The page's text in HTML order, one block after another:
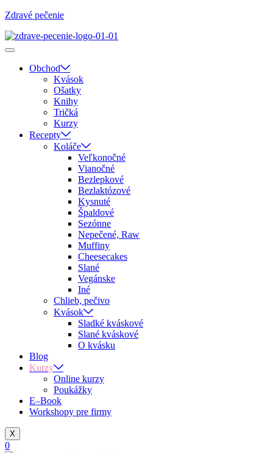
Zdravé pečenie
Obchod
Kvások
Ošatky
Knihy
Tričká
Kurzy
Recepty
Koláče
Veľkonočné
Vianočné
Bezlepkové
Bezlaktózové
Kysnuté
Špaldové
Sezónne
Nepečené, Raw
Muffiny
Cheesecakes
Slané
Vegánske
Iné
Chlieb, pečivo
Kvások
Sladké kváskové
Slané kváskové
O kvásku
Blog
Kurzy
Online kurzy
Poukážky
E–Book
Workshopy pre firmy
X
0